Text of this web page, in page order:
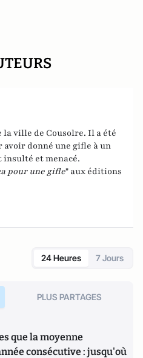
la ville de Cousolre. Il a été
donné une gifle à un
insulté et menacé.
pour une gifle" aux éditions
24 Heures 7 Jours
PLUS PARTAGES
que la moyenne
consécutive : jusqu'où